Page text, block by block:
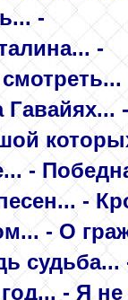
-
-
-
-
- О
судьба...
- Я